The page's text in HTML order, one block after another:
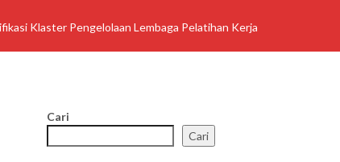
Klaster Pengelolaan Lembaga Pelatihan Kerja
Cari
Cari